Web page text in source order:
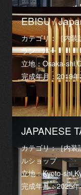
EBISU /
カテゴリ：［内装
ラン・バー
立地：Osaka-
完成年月：2019
JAPANESE
カテゴリ：［内装
ルショップ
立地：Kyoto-
完成年月：2025